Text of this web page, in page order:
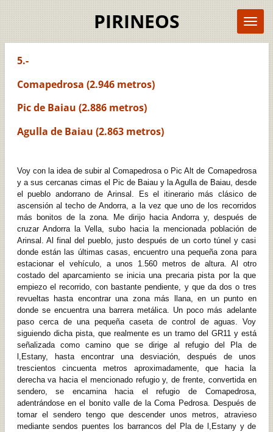
PIRINEOS
5.-
Comapedrosa (2.946 metros)
Pic de Baiau (2.886 metros)
Agulla de Baiau (2.863 metros)
Voy con la idea de subir al Comapedrosa o Pic Alt de Comapedrosa
y a sus cercanas cimas el Pic de Baiau y la Agulla de Baiau, desde
el pueblo andorrano de Arinsal. Es el itinerario más clásico de
ascensión al techo de Andorra, a la vez que uno de los recorridos
más bonitos de la zona. Me dirijo hacia Andorra y, después de
cruzar Andorra la Vella, subo hacia la mencionada población de
Arinsal. Al final del pueblo, justo después de un corto túnel y casi
donde están las últimas casas, encuentro una pequeña zona para
estacionar el vehículo, a unos 1.560 metros de altura. Al otro
costado del aparcamiento se inicia una precaria pista por la que
empiezo el recorrido, con bastante pendiente, y que da dos o tres
revueltas hasta encontrar una zona más llana, en un punto en
donde se encuentra una barrera metálica. Un poco más adelante
paso cerca de una pequeña caseta de control de aguas. Voy
siguiendo dicha pista, que realmente es un tramo del GR11 y está
señalizada como camino que se dirige al refugio del Pla de
l,Estany, hasta encontrar una desviación, después de unos
trescientos cincuenta metros aproximadamente, que hacia la
derecha va hacia el mencionado refugio y, de frente, convertida en
sendero, se encamina hacia el refugio de Comapedrosa,
adentrándose en el bonito valle de la Coma Pedrosa. Después de
tomar el sendero tengo que descender unos metros, atravieso
mediante sendos puentes los barrancos del Pla de l,Estany y de